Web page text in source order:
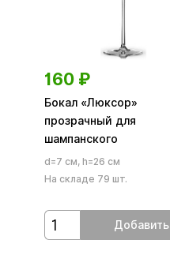
160 ₽
Бокал «Люксор»
прозрачный для
шампанского
d=7 см, h=26 см
На складе 79 шт.
Добавить